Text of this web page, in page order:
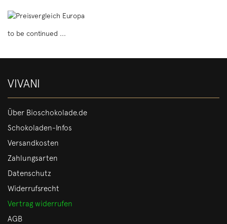
to be continued ...
VIVANI
Über Bioschokolade.de
Schokoladen-Infos
Versandkosten
Zahlungsarten
Datenschutz
Widerrufsrecht
Vertrag widerrufen
AGB